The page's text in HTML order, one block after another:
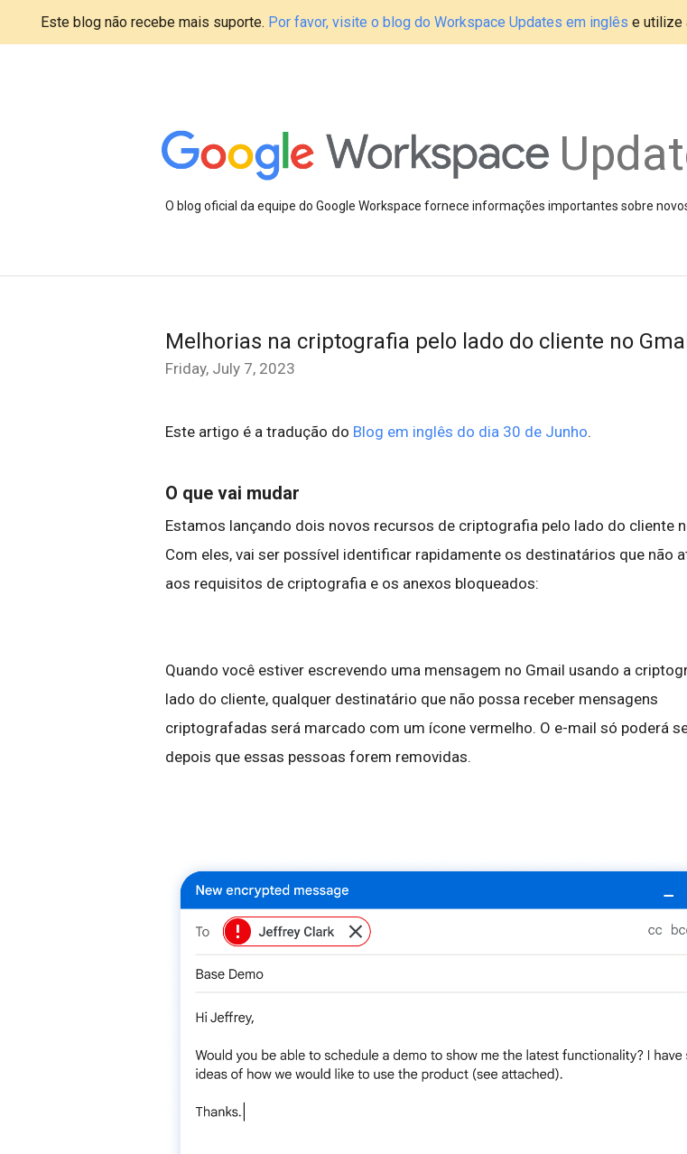
Este blog não recebe mais suporte. Por favor, visite o blog do Workspace Updates em inglês e utilize
O blog oficial da equipe do Google Workspace fornece informações importantes sobre
Melhorias na criptografia pelo lado do cliente no
Friday, July 7, 2023
Este artigo é a tradução do Blog em inglês do dia 30 de Junho.
O que vai mudar
Estamos lançando dois novos recursos de criptografia pelo lado do cliente
Com eles, vai ser possível identificar rapidamente os destinatários que não
aos requisitos de criptografia e os anexos bloqueados:
Quando você estiver escrevendo uma mensagem no Gmail usando a
lado do cliente, qualquer destinatário que não possa receber mensagens
criptografadas será marcado com um ícone vermelho. O e-mail só poderá
depois que essas pessoas forem removidas.